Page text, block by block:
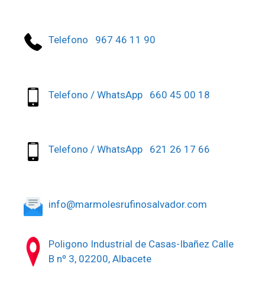
Telefono 967 46 11 90
Telefono / WhatsApp 660 45 00 18
Telefono / WhatsApp 621 26 17 66
info@marmolesrufinosalvador.com
Poligono Industrial de Casas-Ibañez Calle
B nº 3, 02200, Albacete